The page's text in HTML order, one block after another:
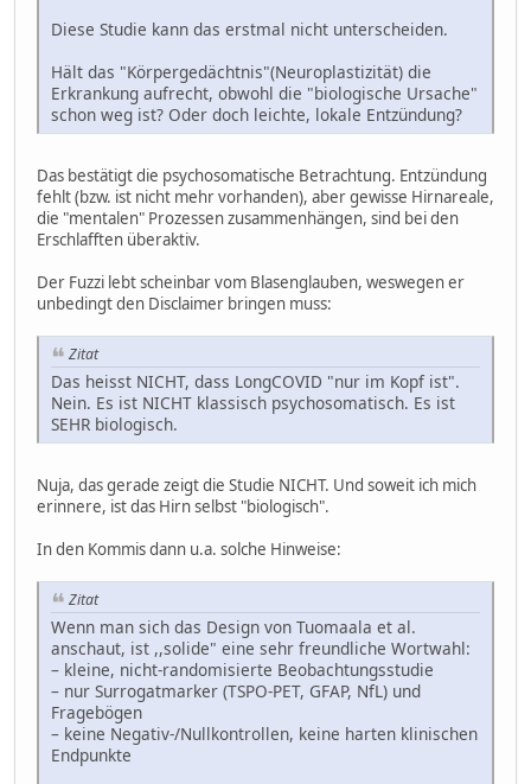
Diese Studie kann das erstmal nicht unterscheiden.
Hält das "Körpergedächtnis"(Neuroplastizität) die
Erkrankung aufrecht, obwohl die "biologische Ursache"
schon weg ist? Oder doch leichte, lokale Entzündung?
Das bestätigt die psychosomatische Betrachtung. Entzündung
fehlt (bzw. ist nicht mehr vorhanden), aber gewisse Hirnareale,
die "mentalen" Prozessen zusammenhängen, sind bei den
Erschlafften überaktiv.
Der Fuzzi lebt scheinbar vom Blasenglauben, weswegen er
unbedingt den Disclaimer bringen muss:
Zitat
Das heisst NICHT, dass LongCOVID "nur im Kopf ist".
Nein. Es ist NICHT klassisch psychosomatisch. Es ist
SEHR biologisch.
Nuja, das gerade zeigt die Studie NICHT. Und soweit ich mich
erinnere, ist das Hirn selbst "biologisch".
In den Kommis dann u.a. solche Hinweise:
Zitat
Wenn man sich das Design von Tuomaala et al.
anschaut, ist ,,solide" eine sehr freundliche Wortwahl:
– kleine, nicht‑randomisierte Beobachtungsstudie
– nur Surrogatmarker (TSPO‑PET, GFAP, NfL) und
Fragebögen
– keine Negativ‑/Nullkontrollen, keine harten klinischen
Endpunkte